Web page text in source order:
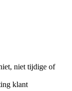
niet tijdige of
klant